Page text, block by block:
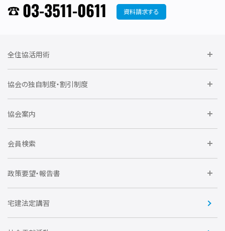
03-3511-0611 資料請求する
全住協活用術
委員会に参加しよう
要望活動に参加しよう
協会の独自制度・割引制度
住宅瑕疵担保責任保険割引制度
全住協NET
不動産後見アドバイザー資格講習
会
全住協ビジネスショップ
協会案内
運営組織
トライアル会員制度
会員検索
企業会員
賛助会員
政策要望・報告書
住宅・土地税制改正要望
宅建法定講習